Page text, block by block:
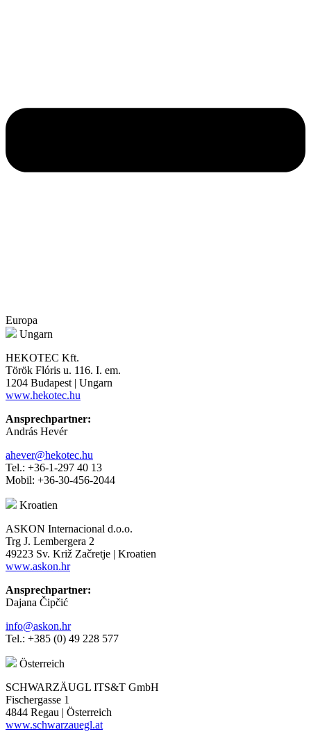
Europa
Ungarn
HEKOTEC Kft.
Török Flóris u. 116. I. em.
1204 Budapest | Ungarn
www.hekotec.hu
Ansprechpartner:
András Hevér
ahever@hekotec.hu
Tel.: +36-1-297 40 13
Mobil: +36-30-456-2044
Kroatien
ASKON Internacional d.o.o.
Trg J. Lembergera 2
49223 Sv. Križ Začretje | Kroatien
www.askon.hr
Ansprechpartner:
Dajana Čipčić
info@askon.hr
Tel.: +385 (0) 49 228 577
Österreich
SCHWARZÄUGL ITS&T GmbH
Fischergasse 1
4844 Regau | Österreich
www.schwarzauegl.at